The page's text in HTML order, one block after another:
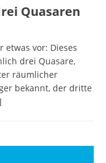
Quasaren
etwas vor: Dieses
drei Quasare,
räumlicher
bekannt, der dritte